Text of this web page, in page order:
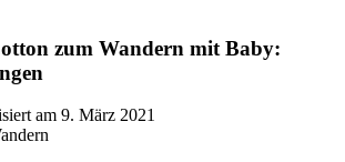
zum Wandern mit Baby:
am 9. März 2021